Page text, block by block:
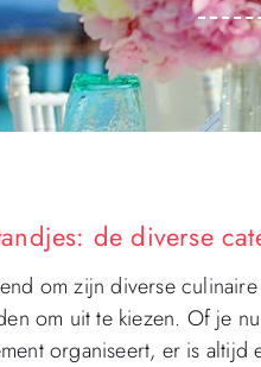
de diverse
om zijn diverse
om uit te kiezen. Of je
organiseert, er is